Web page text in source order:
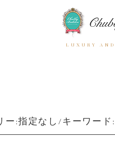
LUXURY
ー:指定なし/キーワー